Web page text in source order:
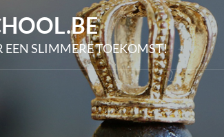
SLIMMERE TOEKOMST!